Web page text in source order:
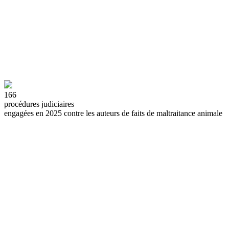
166
procédures judiciaires
engagées en 2025 contre les auteurs de faits de maltraitance animale